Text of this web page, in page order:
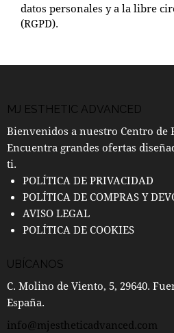
datos personales y a la libre
(RGPD).
MJ ESTHETIC ADVANCED
Bienvenidos a nuestro Centro de
Encuentra grandes ofertas
ti.
POLÍTICA DE PRIVACIDAD
POLÍTICA DE COMPRAS Y
AVISO LEGAL
POLÍTICA DE COOKIES
UBÍCANOS
C. Molino de Viento, 5, 29640.
España.
info@mjestheticadvanced.com